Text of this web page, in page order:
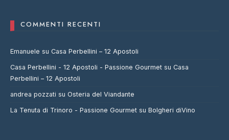
COMMENTI RECENTI
Emanuele su Casa Perbellini – 12 Apostoli
Casa Perbellini - 12 Apostoli - Passione Gourmet su Casa
Perbellini – 12 Apostoli
andrea pozzati su Osteria del Viandante
La Tenuta di Trinoro - Passione Gourmet su Bolgheri diVino